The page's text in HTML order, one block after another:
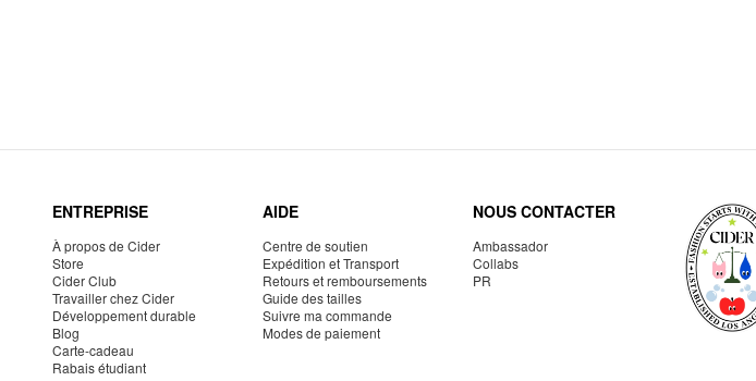
ENTREPRISE
À propos de Cider
Store
Cider Club
Travailler chez Cider
Développement durable
Blog
Carte-cadeau
Rabais étudiant
AIDE
Centre de soutien
Expédition et Transport
Retours et remboursements
Guide des tailles
Suivre ma commande
Modes de paiement
NOUS CONTACTER
Ambassador
Collabs
PR